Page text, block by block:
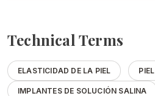
Technical Terms
ELASTICIDAD DE LA PIEL PIEL
IMPLANTES DE SOLUCIÓN SALINA